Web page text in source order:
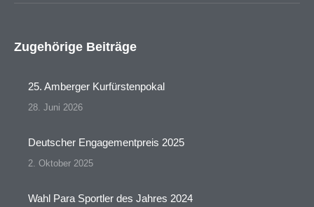
Zugehörige Beiträge
25. Amberger Kurfürstenpokal
28. Juni 2026
Deutscher Engagementpreis 2025
2. Oktober 2025
Wahl Para Sportler des Jahres 2024